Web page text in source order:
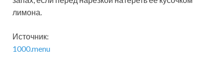
лимона.
Источник:
1000.menu